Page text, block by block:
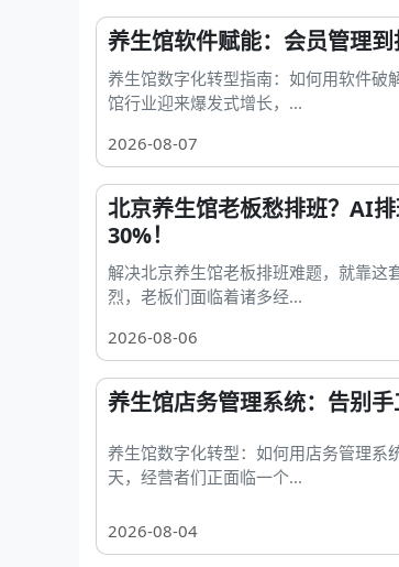
养生馆软件赋能：会员管理到
养生馆数字化转型指南：如何用软件破
馆行业迎来爆发式增长，...
2026-08-07
北京养生馆老板愁排班？AI
30%！
解决北京养生馆老板排班难题，就靠这
烈，老板们面临着诸多经...
2026-08-06
养生馆店务管理系统：告别
养生馆数字化转型：如何用店务管理系
天，经营者们正面临一个...
2026-08-04